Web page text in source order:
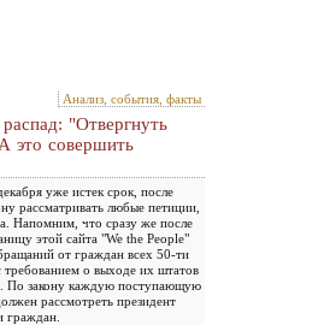
Анализ, события, факты
"Отвергнуть
это совершить
уже истек срок, после
рассматривать любые петиции,
Напомним, что сразу же после
этой сайта "We the People"
от граждан всех 50-ти
о выходе их штатов
По закону каждую поступающую
рассмотреть президент
граждан.